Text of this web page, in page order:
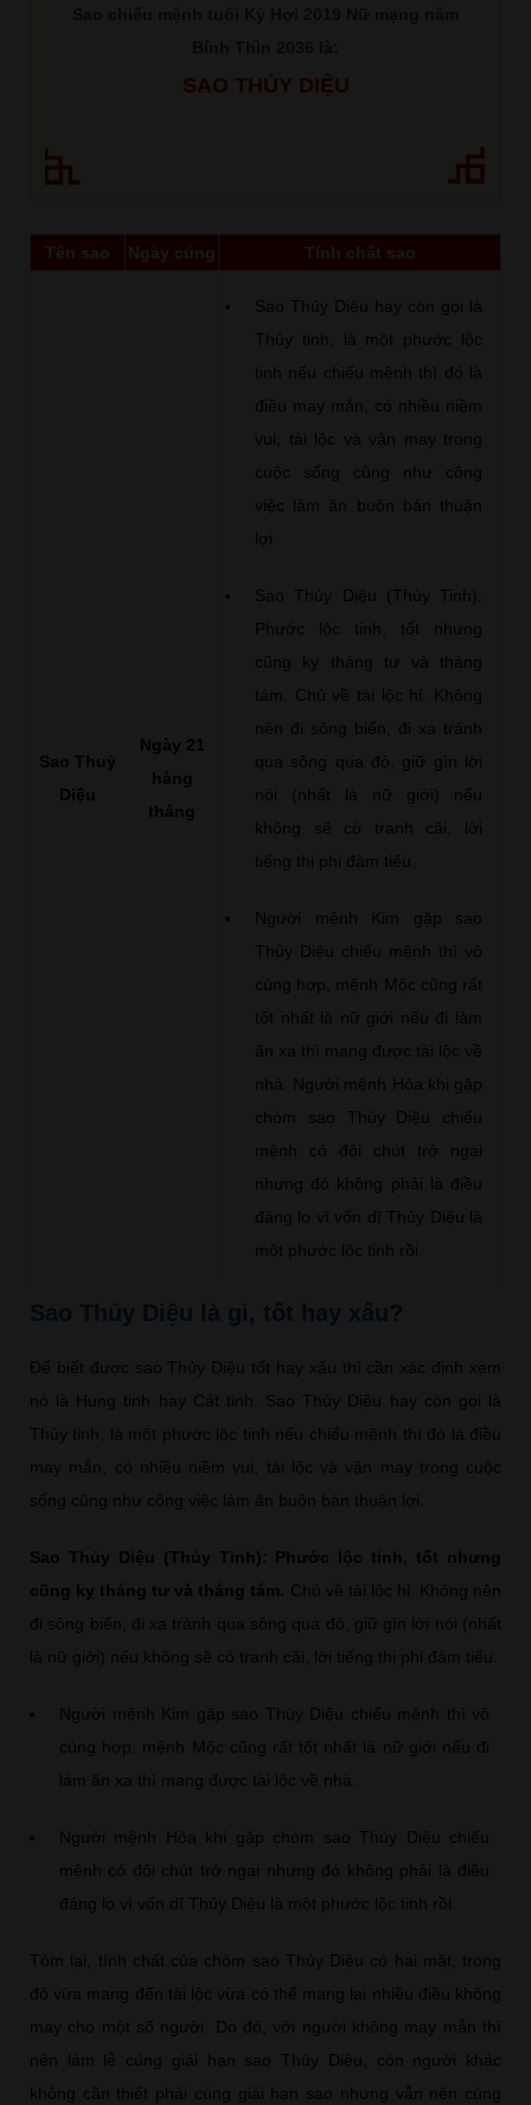
SAO THỦY DIỆU
Tên sao Ngày cúng Tính chất sao
Sao Thuỷ
Diệu
Ngày 21
hàng
tháng
Sao Thủy Diệu hay còn gọi là
Thủy tinh, là một phước lộc
tinh nếu chiếu mệnh thì đó là
điều may mắn, có nhiều niềm
vui, tài lộc và vận may trong
cuộc sống cũng như công
việc làm ăn buôn bán thuận
lợi.
Sao Thủy Diệu (Thủy Tinh):
Phước lộc tinh, tốt nhưng
cũng kỵ tháng tư và tháng
tám. Chủ về tài lộc hỉ. Không
nên đi sông biển, đi xa tránh
qua sông qua đò, giữ gìn lời
nói (nhất là nữ giới) nếu
không sẽ có tranh cãi, lời
tiếng thị phi đàm tiếu.
Người mệnh Kim gặp sao
Thủy Diệu chiếu mệnh thì vô
cùng hợp, mệnh Mộc cũng rất
tốt nhất là nữ giới nếu đi làm
ăn xa thì mang được tài lộc về
nhà. Người mệnh Hỏa khi gặp
chòm sao Thủy Diệu chiếu
mệnh có đôi chút trở ngại
nhưng đó không phải là điều
đáng lo vì vốn dĩ Thủy Diệu là
một phước lộc tinh rồi.
Sao Thủy Diệu là gì, tốt hay xấu?
Để biết được sao Thủy Diệu tốt hay xấu thì cần xác định xem
nó là Hung tinh hay Cát tinh. Sao Thủy Diệu hay còn gọi là
Thủy tinh, là một phước lộc tinh nếu chiếu mệnh thì đó là điều
may mắn, có nhiều niềm vui, tài lộc và vận may trong cuộc
sống cũng như công việc làm ăn buôn bán thuận lợi.
Sao Thủy Diệu (Thủy Tinh): Phước lộc tinh, tốt nhưng
cũng kỵ tháng tư và tháng tám. Chủ về tài lộc hỉ. Không nên
đi sông biển, đi xa tránh qua sông qua đò, giữ gìn lời nói (nhất
là nữ giới) nếu không sẽ có tranh cãi, lời tiếng thị phi đàm tiếu.
Người mệnh Kim gặp sao Thủy Diệu chiếu mệnh thì vô
cùng hợp, mệnh Mộc cũng rất tốt nhất là nữ giới nếu đi
làm ăn xa thì mang được tài lộc về nhà.
Người mệnh Hỏa khi gặp chòm sao Thủy Diệu chiếu
mệnh có đôi chút trở ngại nhưng đó không phải là điều
đáng lo vì vốn dĩ Thủy Diệu là một phước lộc tinh rồi.
Tóm lại, tính chất của chòm sao Thủy Diệu có hai mặt, trong
đó vừa mang đến tài lộc vừa có thể mang lại nhiều điều không
may cho một số người. Do đó, với người không may mắn thì
nên làm lễ cúng giải hạn sao Thủy Diệu, còn người khác
không cần thiết phải cúng giải hạn sao nhưng vẫn nên cúng